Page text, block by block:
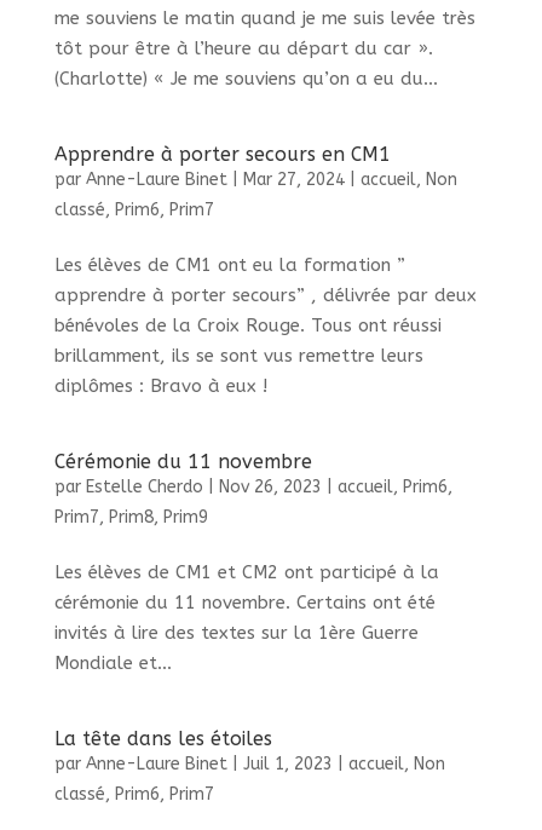
me souviens le matin quand je me suis levée très
tôt pour être à l’heure au départ du car ».
(Charlotte) « Je me souviens qu’on a eu du...
Apprendre à porter secours en CM1
par Anne-Laure Binet| Mar 27, 2024| accueil, Non
classé, Prim6, Prim7
Les élèves de CM1 ont eu la formation ”
apprendre à porter secours” , délivrée par deux
bénévoles de la Croix Rouge. Tous ont réussi
brillamment, ils se sont vus remettre leurs
diplômes : Bravo à eux !
Cérémonie du 11 novembre
par Estelle Cherdo Nov 26, 2023 accueil, Prim6,
Prim7, Prim8, Prim9
Les élèves de CM1 et CM2 ont participé à la
cérémonie du 11 novembre. Certains ont été
invités à lire des textes sur la 1ère Guerre
Mondiale et...
La tête dans les étoiles
par Anne-Laure Binet| Juil 1, 2023 accueil, Non
classé, Prim6, Prim7